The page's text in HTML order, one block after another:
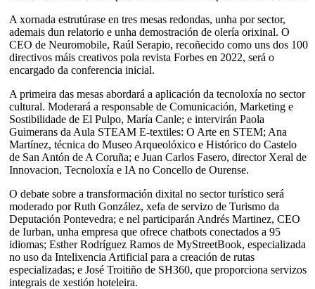
A xornada estrutúrase en tres mesas redondas, unha por sector,
ademais dun relatorio e unha demostración de olería orixinal. O
CEO de Neuromobile, Raúl Serapio, recoñecido como uns dos 100
directivos máis creativos pola revista Forbes en 2022, será o
encargado da conferencia inicial.
A primeira das mesas abordará a aplicación da tecnoloxía no sector
cultural. Moderará a responsable de Comunicación, Marketing e
Sostibilidade de El Pulpo, María Canle; e intervirán Paola
Guimerans da Aula STEAM E-textiles: O Arte en STEM; Ana
Martínez, técnica do Museo Arqueolóxico e Histórico do Castelo
de San Antón de A Coruña; e Juan Carlos Fasero, director Xeral de
Innovacion, Tecnoloxía e IA no Concello de Ourense.
O debate sobre a transformación dixital no sector turístico será
moderado por Ruth González, xefa de servizo de Turismo da
Deputación Pontevedra; e nel participarán Andrés Martinez, CEO
de Iurban, unha empresa que ofrece chatbots conectados a 95
idiomas; Esther Rodríguez Ramos de MyStreetBook, especializada
no uso da Intelixencia Artificial para a creación de rutas
especializadas; e José Troitiño de SH360, que proporciona servizos
integrais de xestión hoteleira.